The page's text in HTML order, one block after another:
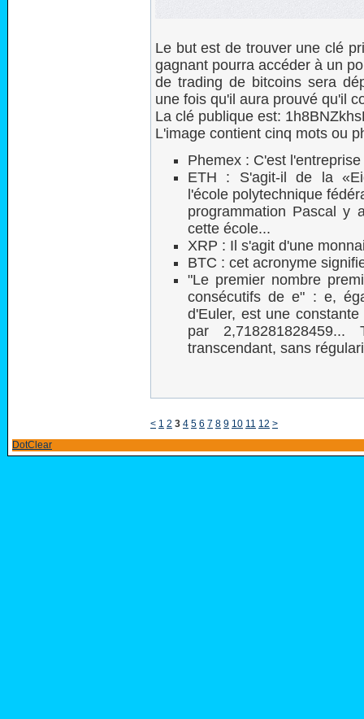
Le but est de trouver une clé
gagnant pourra accéder à un
de trading de bitcoins sera
une fois qu'il aura prouvé qu'il
La clé publique est:
L'image contient cinq mots ou
Phemex : C'est
ETH : S'agit-il de la
l'école polytechnique
programmation Pascal y
cette école...
XRP : Il s'agit d'une
BTC : cet acronyme
"Le premier nombre
consécutifs de e" : e,
d'Euler, est une
par
transcendant, sans
< 1 2 3 4 5 6 7 8 9 10 11 12 >
DotClear